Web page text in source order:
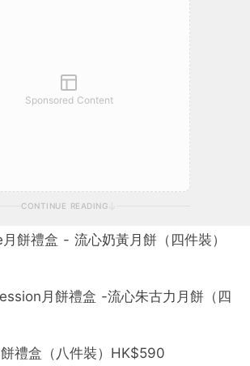
Sponsored Content
CONTINUE READING
餅禮盒 - 流心奶黃月餅（四件裝）
月餅禮盒 -流心朱古力月餅（四
禮盒（八件裝）HK$590